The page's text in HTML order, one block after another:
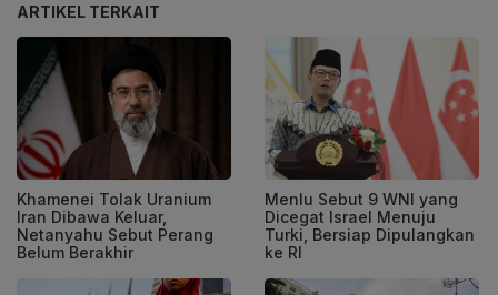
ARTIKEL TERKAIT
Khamenei Tolak Uranium
Iran Dibawa Keluar,
Netanyahu Sebut Perang
Belum Berakhir
Menlu Sebut 9 WNI yang
Dicegat Israel Menuju
Turki, Bersiap Dipulangkan
ke RI